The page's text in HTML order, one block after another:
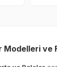
Modelleri ve